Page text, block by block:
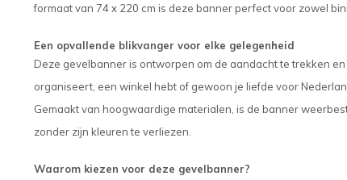
formaat van 74 x 220 cm is deze banner perfect voor zowel
Een opvallende blikvanger voor elke gelegenheid
Deze gevelbanner is ontworpen om de aandacht te trekken
organiseert, een winkel hebt of gewoon je liefde voor
Gemaakt van hoogwaardige materialen, is de banner
zonder zijn kleuren te verliezen.
Waarom kiezen voor deze gevelbanner?